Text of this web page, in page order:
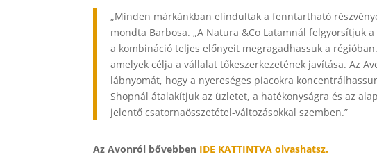
„Minden márkánkban elindultak a fenntartható
mondta Barbosa. „A Natura &Co Latamnál felgyorsítjuk
a kombináció teljes előnyeit megragadhassuk a
amelyek célja a vállalat tőkeszerkezetének javítása. Az
lábnyomát, hogy a nyereséges piacokra
Shopnál átalakítjuk az üzletet, a hatékonyságra és az
jelentő csatornaösszetétel-változásokkal szemben.”
Az Avonról bővebben IDE KATTINTVA olvashatsz.